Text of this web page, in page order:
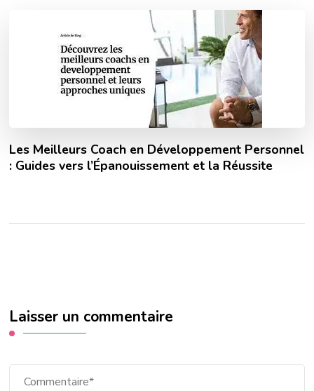
Les Meilleurs Coach en Développement Personnel
: Guides vers l’Épanouissement et la Réussite
Laisser un commentaire